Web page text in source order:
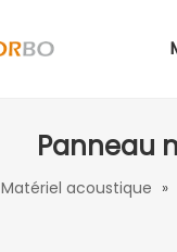
Panneau
Matériel acoustique »